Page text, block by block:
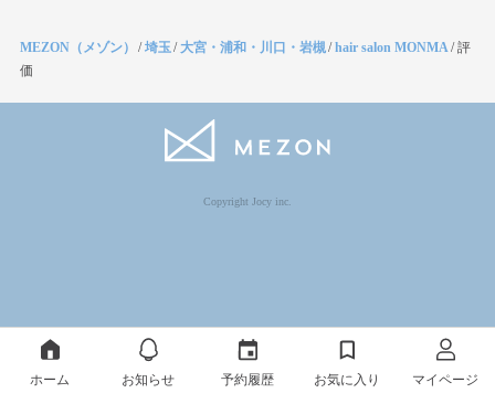
MEZON（メゾン） /埼玉/大宮・浦和・川口・岩槻/hair salon MONMA/評
価
Copyright Jocy inc.
ホーム お知らせ 予約履歴 お気に入り マイページ